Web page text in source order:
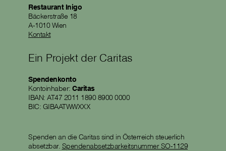
Restaurant Inigo
Bäckerstraße 18
A-1010 Wien
Kontakt
Ein Projekt der Caritas
Spendenkonto
Kontoinhaber: Caritas
IBAN: AT47 2011 1890 8900 0000
BIC: GIBAATWWXXX
Spenden an die Caritas sind in Österreich steuerlich
absetzbar. Spendenabsetzbarkeitsnummer SO-1129